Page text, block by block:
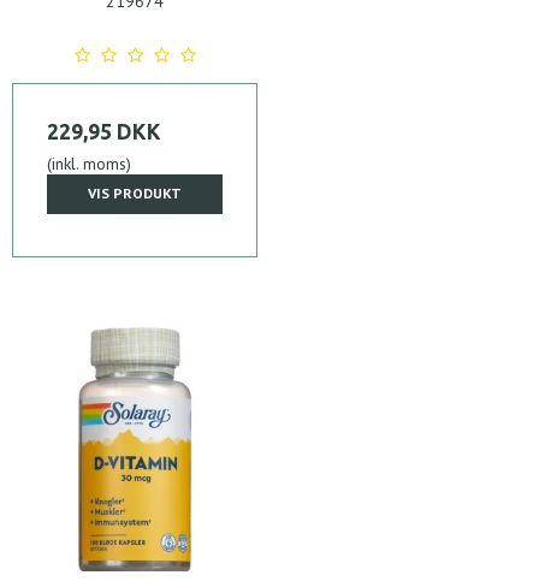
229,95 DKK
(inkl. moms)
VIS PRODUKT